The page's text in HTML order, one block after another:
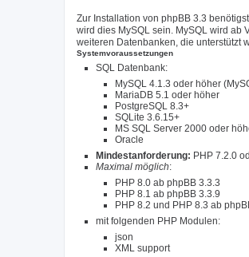
Zur Installation von phpBB 3.3
wird dies MySQL sein. MySQL wird ab
weiteren Datenbanken, die unterstützt
Systemvoraussetzungen
SQL Datenbank:
MySQL 4.1.3 oder höher
MariaDB 5.1 oder höher
PostgreSQL 8.3+
SQLite 3.6.15+
MS SQL Server 2000 oder
Oracle
Mindestanforderung: PHP 7.2.0
Maximal möglich:
PHP 8.0 ab phpBB 3.3.3
PHP 8.1 ab phpBB 3.3.9
PHP 8.2 und PHP 8.3 ab
mit folgenden PHP Modulen:
json
XML support